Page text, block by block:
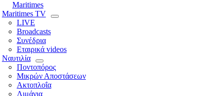
Maritimes
Maritimes TV
LIVE
Broadcasts
Συνέδρια
Εταιρικά videos
Ναυτιλία
Ποντοπόρος
Μικρών Αποστάσεων
Ακτοπλοΐα
Λιμάνια